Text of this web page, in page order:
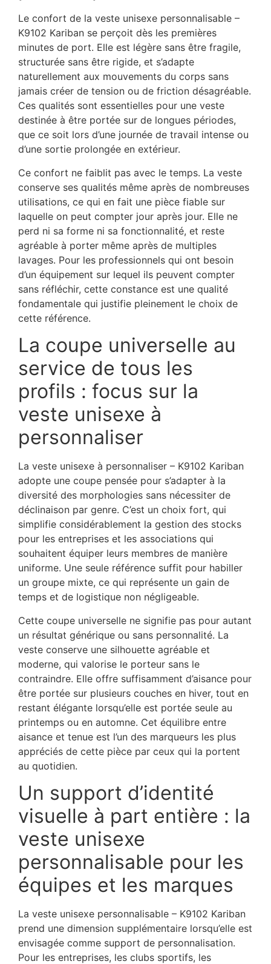
Le confort de la veste unisexe personnalisable –
K9102 Kariban se perçoit dès les premières
minutes de port. Elle est légère sans être fragile,
structurée sans être rigide, et s’adapte
naturellement aux mouvements du corps sans
jamais créer de tension ou de friction désagréable.
Ces qualités sont essentielles pour une veste
destinée à être portée sur de longues périodes,
que ce soit lors d’une journée de travail intense ou
d’une sortie prolongée en extérieur.
Ce confort ne faiblit pas avec le temps. La veste
conserve ses qualités même après de nombreuses
utilisations, ce qui en fait une pièce fiable sur
laquelle on peut compter jour après jour. Elle ne
perd ni sa forme ni sa fonctionnalité, et reste
agréable à porter même après de multiples
lavages. Pour les professionnels qui ont besoin
d’un équipement sur lequel ils peuvent compter
sans réfléchir, cette constance est une qualité
fondamentale qui justifie pleinement le choix de
cette référence.
La coupe universelle au
service de tous les
profils : focus sur la
veste unisexe à
personnaliser
La veste unisexe à personnaliser – K9102 Kariban
adopte une coupe pensée pour s’adapter à la
diversité des morphologies sans nécessiter de
déclinaison par genre. C’est un choix fort, qui
simplifie considérablement la gestion des stocks
pour les entreprises et les associations qui
souhaitent équiper leurs membres de manière
uniforme. Une seule référence suffit pour habiller
un groupe mixte, ce qui représente un gain de
temps et de logistique non négligeable.
Cette coupe universelle ne signifie pas pour autant
un résultat générique ou sans personnalité. La
veste conserve une silhouette agréable et
moderne, qui valorise le porteur sans le
contraindre. Elle offre suffisamment d’aisance pour
être portée sur plusieurs couches en hiver, tout en
restant élégante lorsqu’elle est portée seule au
printemps ou en automne. Cet équilibre entre
aisance et tenue est l’un des marqueurs les plus
appréciés de cette pièce par ceux qui la portent
au quotidien.
Un support d’identité
visuelle à part entière : la
veste unisexe
personnalisable pour les
équipes et les marques
La veste unisexe personnalisable – K9102 Kariban
prend une dimension supplémentaire lorsqu’elle est
envisagée comme support de personnalisation.
Pour les entreprises, les clubs sportifs, les